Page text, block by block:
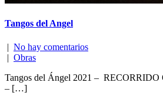
Tangos del Angel
| No hay comentarios
| Obras
Tangos del Ángel 2021 –
– […]